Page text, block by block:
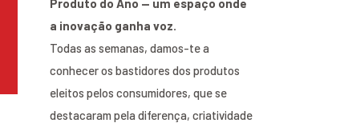
a inovação ganha voz.
Todas as semanas, damos-te a
conhecer os bastidores dos produtos
eleitos pelos consumidores, que se
destacaram pela diferença, criatividade